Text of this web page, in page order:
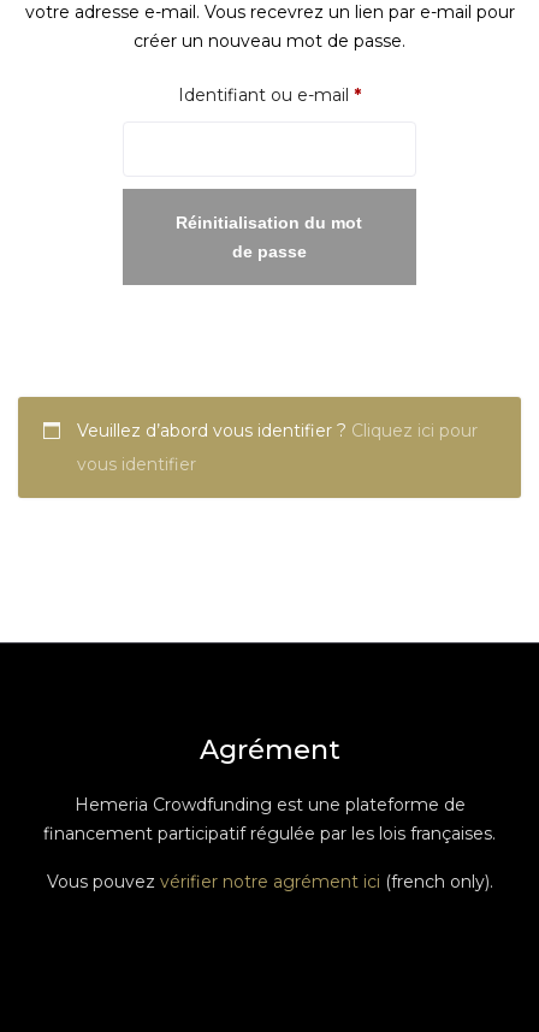
votre adresse e-mail. Vous recevrez un lien par e-mail pour
créer un nouveau mot de passe.
Identifiant ou e-mail *Obligatoire
Réinitialisation du mot
de passe
Veuillez d’abord vous identifier ? Cliquez ici pour
vous identifier
Agrément
Hemeria Crowdfunding est une plateforme de
financement participatif régulée par les lois françaises.
Vous pouvez vérifier notre agrément ici (french only).